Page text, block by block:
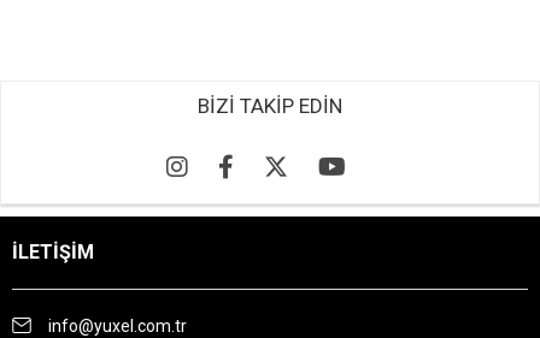
BİZİ TAKİP EDİN
İLETİŞİM
info@yuxel.com.tr